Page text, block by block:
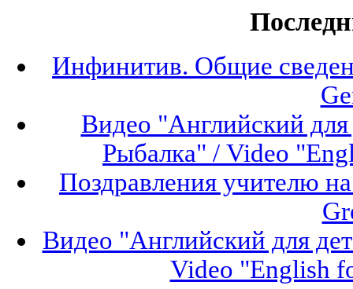
Инфинитив. Общие
Видео "Английский для
Рыбалка" / Video
Поздравления учителю
Видео "Английский для
Video "English